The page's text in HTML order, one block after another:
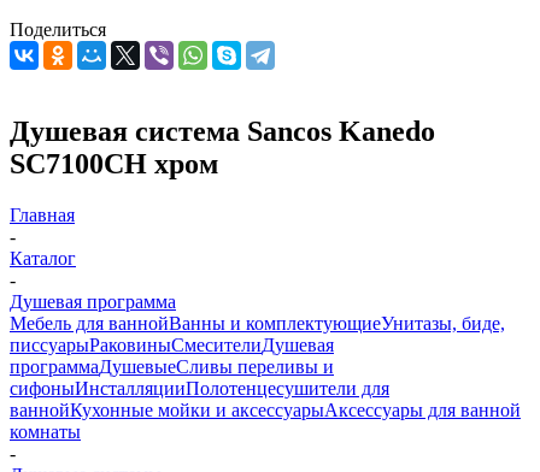
Поделиться
Душевая система Sancos Kanedo
SC7100CH хром
Главная
-
Каталог
-
Душевая программа
Мебель для ваннойВанны и комплектующиеУнитазы, биде,
писсуарыРаковиныСмесителиДушевая
программаДушевыеСливы переливы и
сифоныИнсталляцииПолотенцесушители для
ваннойКухонные мойки и аксессуарыАксессуары для ванной
комнаты
-